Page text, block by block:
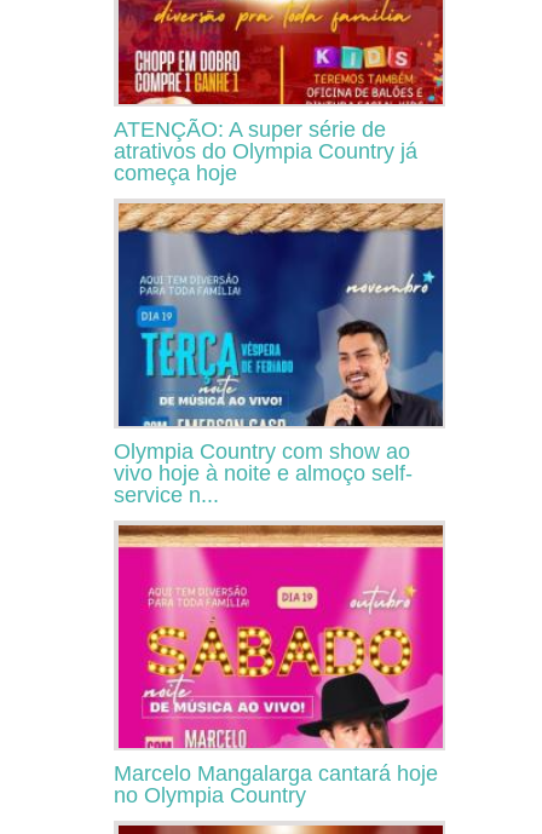
ATENÇÃO: A super série de
atrativos do Olympia Country já
começa hoje
Olympia Country com show ao
vivo hoje à noite e almoço self-
service n...
Marcelo Mangalarga cantará hoje
no Olympia Country